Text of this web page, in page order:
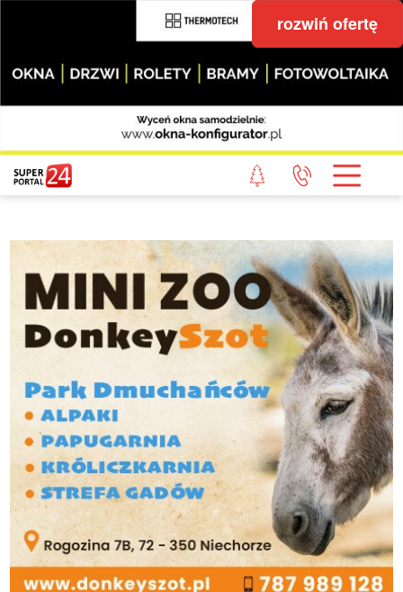
rozwiń ofertę